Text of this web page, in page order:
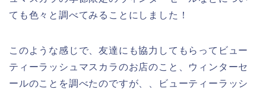
ても色々と調べてみることにしました！
このような感じで、友達にも協力してもらってビュー
ティーラッシュマスカラのお店のこと、ウィンターセ
ールのことを調べたのですが、、ビューティーラッシ